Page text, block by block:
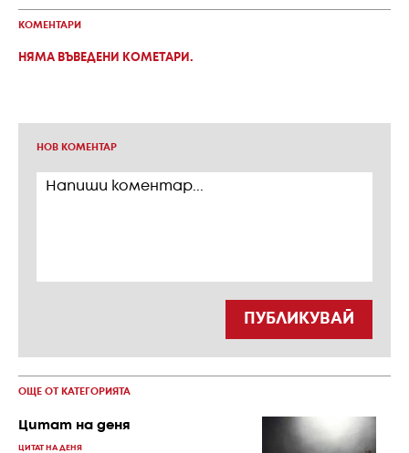
КОМЕНТАРИ
НЯМА ВЪВЕДЕНИ КОМЕТАРИ.
НОВ КОМЕНТАР
ПУБЛИКУВАЙ
ОЩЕ ОТ КАТЕГОРИЯТА
Цитат на деня
ЦИТАТ НА ДЕНЯ